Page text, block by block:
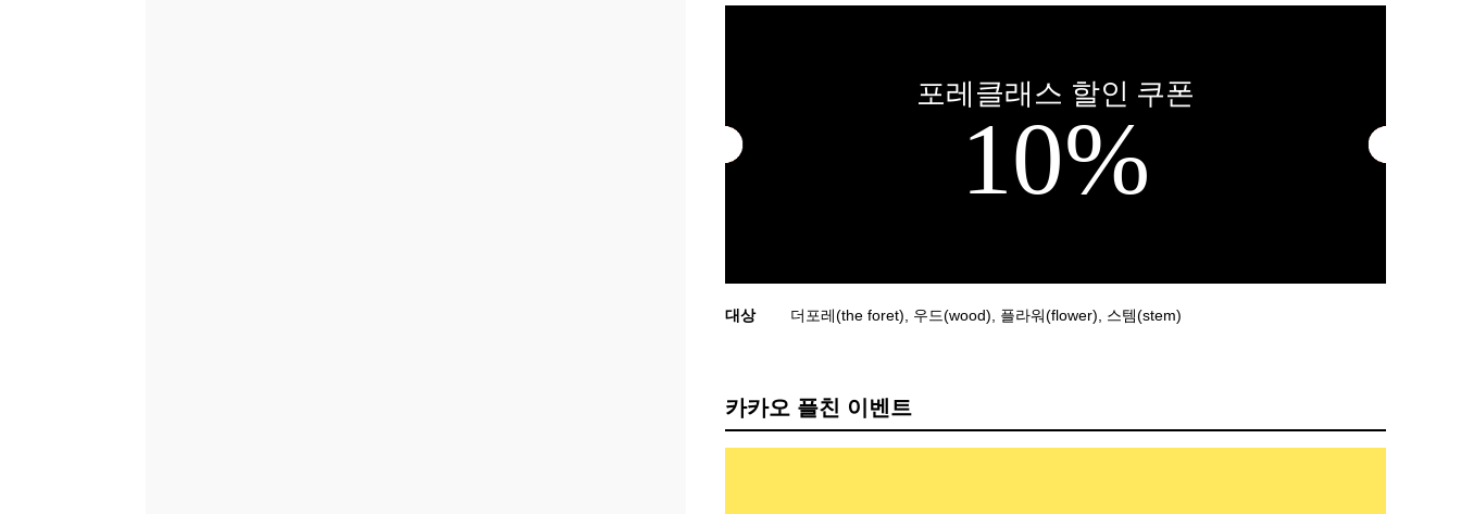
포레클래스 할인 쿠폰
10%
대상 더포레(the foret), 우드(wood), 플라워(flower), 스템(stem)
카카오 플친 이벤트